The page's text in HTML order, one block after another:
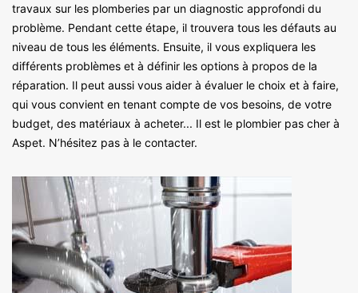
travaux sur les plomberies par un diagnostic approfondi du
problème. Pendant cette étape, il trouvera tous les défauts au
niveau de tous les éléments. Ensuite, il vous expliquera les
différents problèmes et à définir les options à propos de la
réparation. Il peut aussi vous aider à évaluer le choix et à faire,
qui vous convient en tenant compte de vos besoins, de votre
budget, des matériaux à acheter... Il est le plombier pas cher à
Aspet. N’hésitez pas à le contacter.